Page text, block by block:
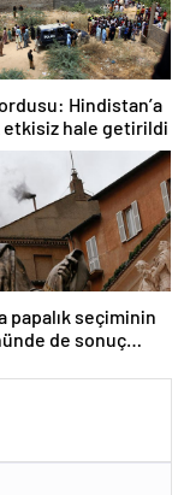
Hindistan’a
etkisiz hale getirildi
papalık seçiminin
de sonuç